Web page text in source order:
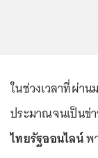
ในช่วงเวลาที่ผ่า
ประมาณจนเป็นข่
ไทยรัฐออนไลน์พ